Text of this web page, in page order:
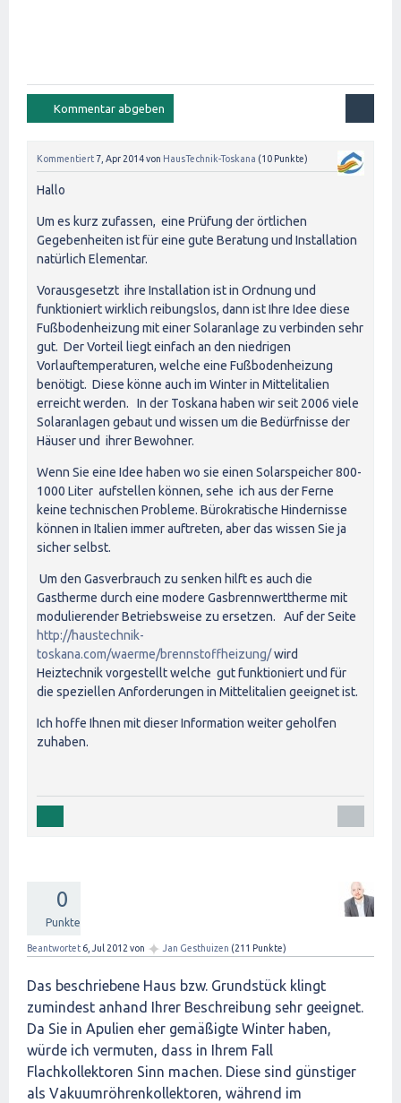
Kommentiert7, Apr 2014von HausTechnik-Toskana (10 Punkte)
Hallo
Um es kurz zufassen, eine Prüfung der örtlichen
Gegebenheiten ist für eine gute Beratung und Installation
natürlich Elementar.
Vorausgesetzt ihre Installation ist in Ordnung und
funktioniert wirklich reibungslos, dann ist Ihre Idee diese
Fußbodenheizung mit einer Solaranlage zu verbinden sehr
gut. Der Vorteil liegt einfach an den niedrigen
Vorlauftemperaturen, welche eine Fußbodenheizung
benötigt. Diese könne auch im Winter in Mittelitalien
erreicht werden. In der Toskana haben wir seit 2006 viele
Solaranlagen gebaut und wissen um die Bedürfnisse der
Häuser und ihrer Bewohner.
Wenn Sie eine Idee haben wo sie einen Solarspeicher 800-
1000 Liter aufstellen können, sehe ich aus der Ferne
keine technischen Probleme. Bürokratische Hindernisse
können in Italien immer auftreten, aber das wissen Sie ja
sicher selbst.
Um den Gasverbrauch zu senken hilft es auch die
Gastherme durch eine modere Gasbrennwerttherme mit
modulierender Betriebsweise zu ersetzen. Auf der Seite
http://haustechnik-
toskana.com/waerme/brennstoffheizung/wird
Heiztechnik vorgestellt welche gut funktioniert und für
die speziellen Anforderungen in Mittelitalien geeignet ist.
Ich hoffe Ihnen mit dieser Information weiter geholfen
zuhaben.
0
Punkte
Beantwortet 6, Jul 2012von ✦ Jan Gesthuizen (211 Punkte)
Das beschriebene Haus bzw. Grundstück klingt
zumindest anhand Ihrer Beschreibung sehr geeignet.
Da Sie in Apulien eher gemäßigte Winter haben,
würde ich vermuten, dass in Ihrem Fall
Flachkollektoren Sinn machen. Diese sind günstiger
als Vakuumröhrenkollektoren, während im